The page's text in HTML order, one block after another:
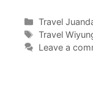
Categories
Travel
Tags
Travel
Leave a